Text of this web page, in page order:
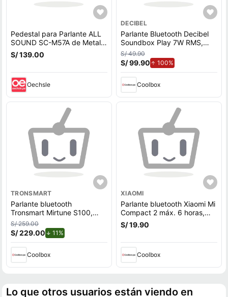
Pedestal para Parlante ALL
SOUND SC-M57A de Metal
Resistente Hasta 60kg
Amarillo
S/ 139.00
Oechsle
DECIBEL
Parlante Bluetooth Decibel
Soundbox Play 7W RMS,
hasta 12 horas de duración,
resistente al agua y al polvo
IPX5, 5 efectos de luz,
S/ 49.90
S/ 99.90 100%de aumento.
Coolbox
TRONSMART
Parlante bluetooth
Tronsmart Mirtune S100,
50w, 20 horas de batería,
mango retráctil, negro
S/ 259.00
S/ 229.00 11%
Coolbox
XIAOMI
Parlante bluetooth Xiaomi Mi
Compact 2 máx. 6 horas,
blanco
S/ 19.90
Coolbox
Lo que otros usuarios están viendo en